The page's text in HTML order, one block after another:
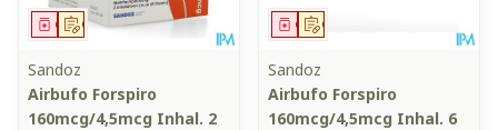
Op voorschrift
Geneesmiddel
Sandoz
Airbufo Forspiro
160mcg/4,5mcg Inhal. 2
Op voorschrift
Geneesmiddel
Sandoz
Airbufo Forspiro
160mcg/4,5mcg Inhal. 6